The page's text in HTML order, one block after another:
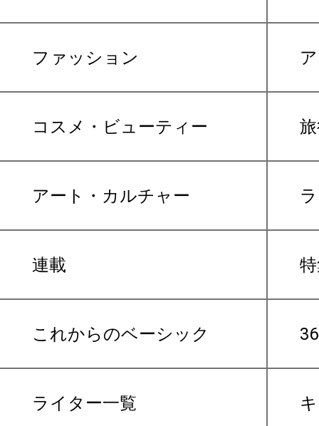
ファッション
コスメ・ビューティー
アート・カルチャー
連載
これからのベーシック
ライター一覧